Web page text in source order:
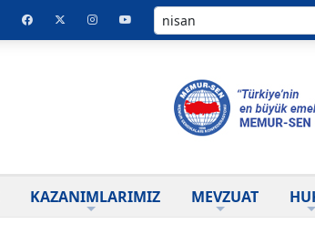
KAZANIMLARIMIZ MEVZUAT